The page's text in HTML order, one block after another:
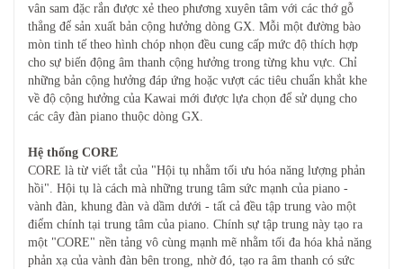
vân sam đặc rắn được xẻ theo phương xuyên tâm với các thớ gỗ
thẳng để sản xuất bản cộng hưởng dòng GX. Mỗi một đường bào
mòn tinh tế theo hình chóp nhọn đều cung cấp mức độ thích hợp
cho sự biến động âm thanh cộng hưởng trong từng khu vực. Chỉ
những bản cộng hưởng đáp ứng hoặc vượt các tiêu chuẩn khắt khe
về độ cộng hưởng của Kawai mới được lựa chọn để sử dụng cho
các cây đàn piano thuộc dòng GX.
Hệ thống CORE
CORE là từ viết tắt của "Hội tụ nhằm tối ưu hóa năng lượng phản
hồi". Hội tụ là cách mà những trung tâm sức mạnh của piano -
vành đàn, khung đàn và dầm dưới - tất cả đều tập trung vào một
điểm chính tại trung tâm của piano. Chính sự tập trung này tạo ra
một "CORE" nền tảng vô cùng mạnh mẽ nhằm tối đa hóa khả năng
phản xạ của vành đàn bên trong, nhờ đó, tạo ra âm thanh có sức